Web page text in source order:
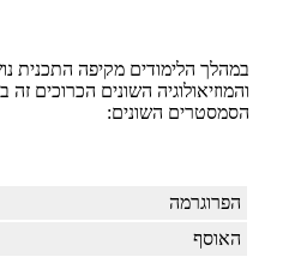
במהלך הלימודים מקיפה התכנית
והמוזיאולוגיה השונים הכרוכים
הסמסטרים השונים:
הפרוגרמה
האוסף